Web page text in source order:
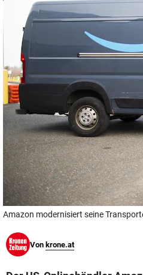
© Krone Multimedia GmbH & Co
Muthgasse 2, 1190 Wien
Amazon modernisiert seine
Von krone.at